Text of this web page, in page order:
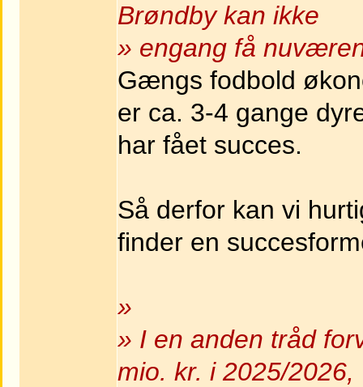
Brøndby kan ikke
» engang få
Gængs fodbold
er ca. 3-4 gange
har fået succes.
Så derfor kan vi
finder en
»
» I en anden tråd
mio. kr. i 2025/2026,